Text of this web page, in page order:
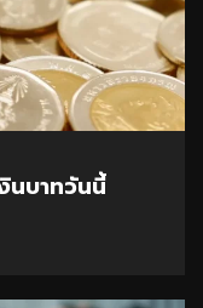
นบาทวันนี้